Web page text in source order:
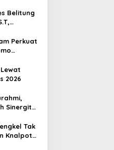
Belitung
Perkuat
2026
Sinergitas
Tak
Knalpot